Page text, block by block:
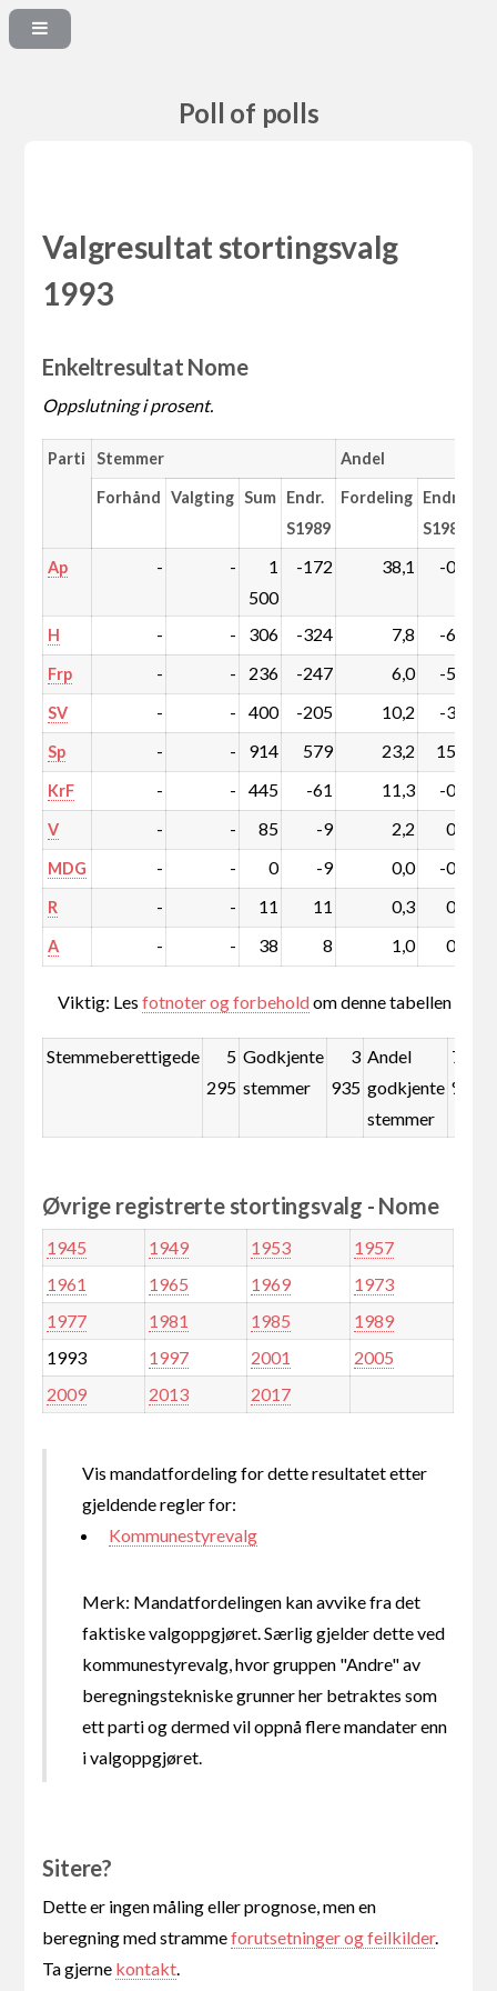
Poll of polls
Valgresultat stortingsvalg
1993
Enkeltresultat Nome
Oppslutning i prosent.
Parti Stemmer Andel
Forhånd Valgting Sum Endr.
S1989
Fordeling Endr.
S1989
Ap - -
1
500
-172 38,1 -0,2
H - - 306 -324 7,8 -6,7
Frp - - 236 -247 6,0 -5,1
SV - - 400 -205 10,2 -3,7
Sp - - 914 579 23,2 15,6
KrF - - 445 -61 11,3 -0,3
V - - 85 -9 2,2 0,0
MDG - - 0 -9 0,0 -0,2
R - - 11 11 0,3 0,3
A - - 38 8 1,0 0,3
Viktig: Lesfotnoter og forbeholdom denne tabellen
Stemmeberettigede
5
295
Godkjente
stemmer
3
935
Andel
godkjente
stemmer
74,3
%
Øvrige registrerte stortingsvalg - Nome
1945 1949 1953
1957
1961
1965 1969
1973
1977
1981 1985
1989
1993
1997 2001
2005
2009
2013 2017
Vis mandatfordeling for dette resultatet etter
gjeldende regler for:
Kommunestyrevalg
Merk: Mandatfordelingen kan avvike fra det
faktiske valgoppgjøret. Særlig gjelder dette ved
kommunestyrevalg, hvor gruppen "Andre" av
beregningstekniske grunner her betraktes som
ett parti og dermed vil oppnå flere mandater enn
i valgoppgjøret.
Sitere?
Dette er ingen måling eller prognose, men en
beregning med strammeforutsetninger og feilkilder.
Ta gjerne kontakt.